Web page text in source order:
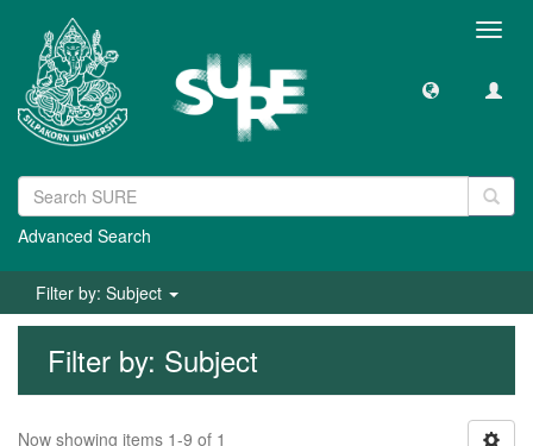
Advanced Search
Filter by: Subject
Filter by: Subject
Now showing items 1-9 of 1